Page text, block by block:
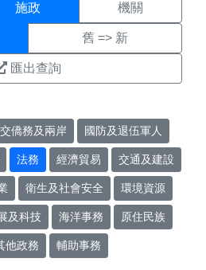
施政 機關
舊 => 新
匯出查詢
僑務及兩岸 國防及退伍軍人
法務 經濟貿易 交通及建設
衛生及社會安全 環境資源
及科技 海洋事務 原住民族
他政務 輔助事務